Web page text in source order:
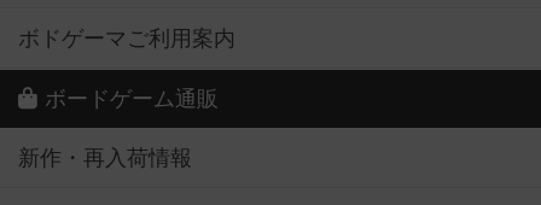
ボドゲーマご利用案内
ボードゲーム通販
新作・再入荷情報